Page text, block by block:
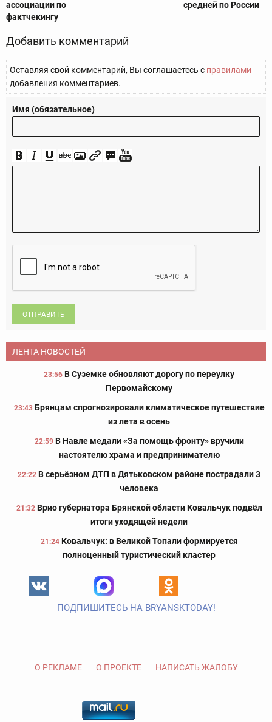
ассоциации по
фактчекингу
средней по России
Добавить комментарий
Оставляя свой комментарий, Вы соглашаетесь с правилами
добавления комментариев.
Имя (обязательное)
ОТПРАВИТЬ
ЛЕНТА НОВОСТЕЙ
23:56 В Суземке обновляют дорогу по переулку
Первомайскому
23:43 Брянцам спрогнозировали климатическое путешествие
из лета в осень
22:59 В Навле медали «За помощь фронту» вручили
настоятелю храма и предпринимателю
22:22 В серьёзном ДТП в Дятьковском районе пострадали 3
человека
21:32 Врио губернатора Брянской области Ковальчук подвёл
итоги уходящей недели
21:24 Ковальчук: в Великой Топали формируется
полноценный туристический кластер
ПОДПИШИТЕСЬ НА BRYANSKTODAY!
О РЕКЛАМЕ О ПРОЕКТЕ НАПИСАТЬ ЖАЛОБУ